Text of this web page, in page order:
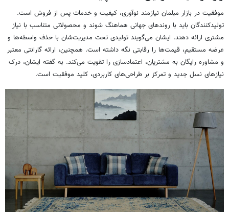
موفقیت در بازار مبلمان نیازمند نوآوری، کیفیت و خدمات پس از فروش است.
تولیدکنندگان باید با روندهای جهانی هماهنگ شوند و محصولاتی متناسب با نیاز
مشتری ارائه دهند. ایشان می‌گویند تولیدی تحت مدیریت‌شان با حذف واسطه‌ها و
عرضه مستقیم، قیمت‌ها را رقابتی نگه داشته است. همچنین، ارائه گارانتی معتبر
و مشاوره رایگان به مشتریان، اعتمادسازی را تقویت می‌کند. به گفته ایشان، درک
نیازهای نسل جدید و تمرکز بر طراحی‌های کاربردی، کلید موفقیت است.